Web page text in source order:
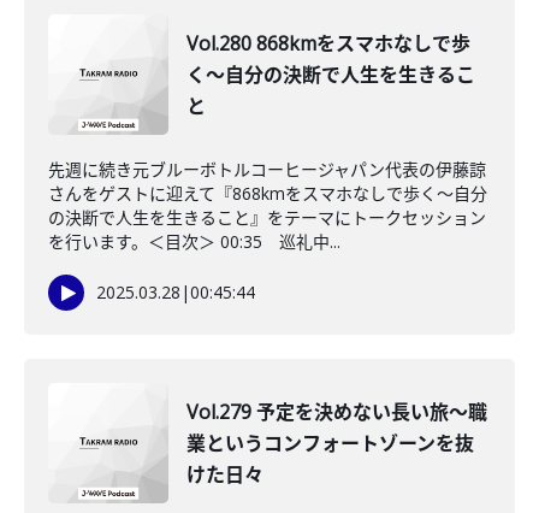
Vol.280 868kmをスマホなしで歩
く〜自分の決断で人生を生きるこ
と
先週に続き元ブルーボトルコーヒージャパン代表の伊藤諒
さんをゲストに迎えて『868kmをスマホなしで歩く〜自分
の決断で人生を生きること』をテーマにトークセッション
を行います。＜目次＞ 00:35 巡礼中...
2025.03.28 |00:45:44
Vol.279 予定を決めない長い旅〜職
業というコンフォートゾーンを抜
けた日々